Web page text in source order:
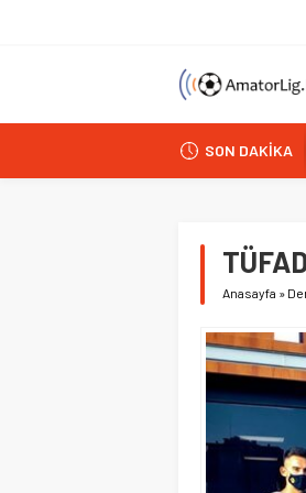
SON DAKİKA
Anasayfa »